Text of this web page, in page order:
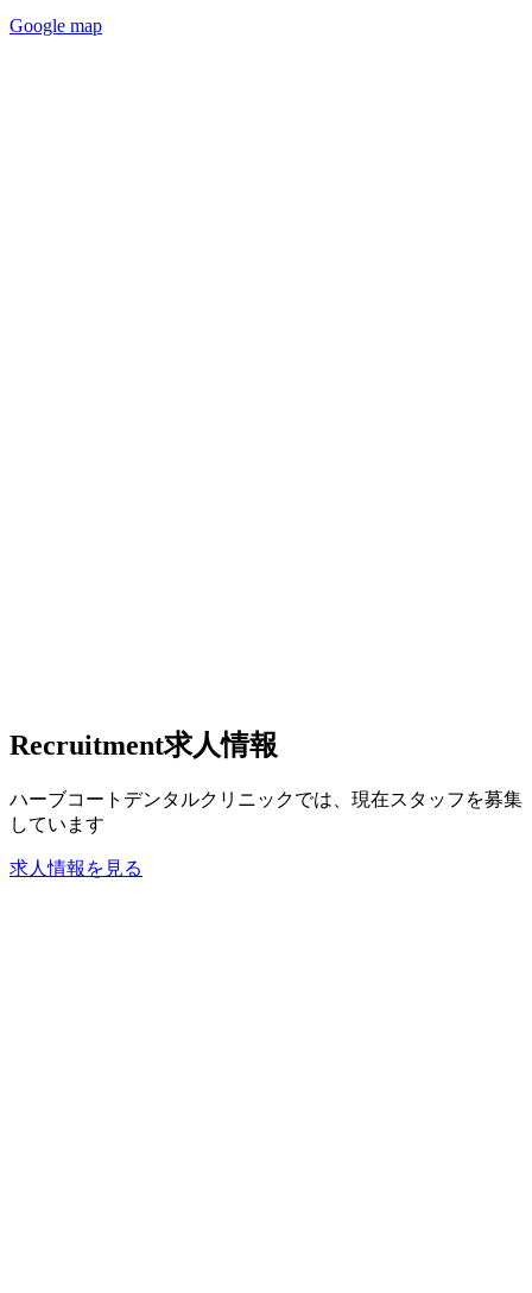
Google map
Recruitment求人情報
ハーブコートデンタルクリニックでは、現在スタッフを募集
しています
求人情報を見る